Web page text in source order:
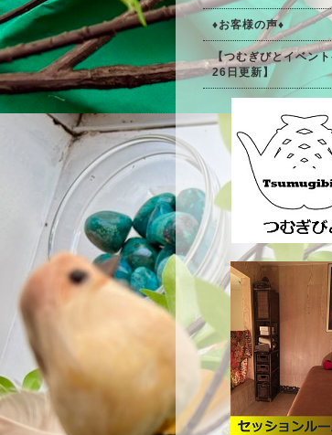
♦お客様の声♦
【つむぎびとイベン
26日更新】